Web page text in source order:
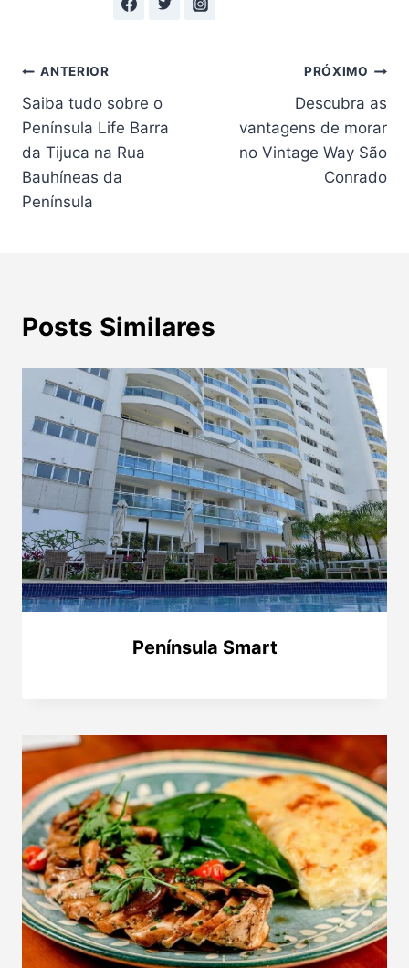
Navegação
de
Post
ANTERIOR
Saiba tudo sobre o
Península Life Barra
da Tijuca na Rua
Bauhíneas da
Península
PRÓXIMO
Descubra as
vantagens de morar
no Vintage Way São
Conrado
Posts Similares
Península Smart